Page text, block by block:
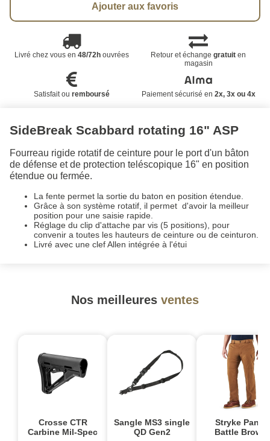
Ajouter aux favoris
Livré chez vous en 48/72houvrées Retour et échangegratuit en
magasin
Satisfait ou remboursé Paiement sécurisé en 2x, 3x ou 4x
SideBreak Scabbard rotating 16" ASP
Fourreau rigide rotatif de ceinture pour le port d'un bâton
de défense et de protection teléscopique 16" en position
étendue ou fermée.
La fente permet la sortie du baton en position étendue.
Grâce à son système rotatif, il permet d'avoir la meilleur
position pour une saisie rapide.
Réglage du clip d'attache par vis (5 positions), pour
convenir a toutes les hauteurs de ceinture ou de ceinturon.
Livré avec une clef Allen intégrée à l'étui
Nos meilleures ventes
Crosse CTR
Carbine Mil-Spec
Sangle MS3 single
QD Gen2
Stryke Pant -
Battle Brown